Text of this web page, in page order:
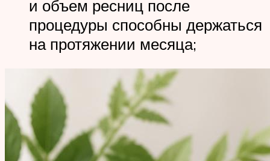
и объем ресниц после
процедуры способны держаться
на протяжении месяца;